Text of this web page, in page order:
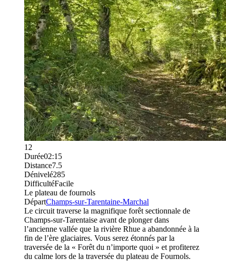
12
Durée02:15
Distance7.5
Dénivelé285
DifficultéFacile
Le plateau de fournols
DépartChamps-sur-Tarentaine-Marchal
Le circuit traverse la magnifique forêt sectionnale de
Champs-sur-Tarentaise avant de plonger dans
l’ancienne vallée que la rivière Rhue a abandonnée à la
fin de l’ère glaciaires. Vous serez étonnés par la
traversée de la « Forêt du n’importe quoi » et profiterez
du calme lors de la traversée du plateau de Fournols.